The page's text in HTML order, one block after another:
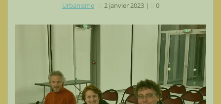
Urbanisme
2 janvier 2023| 0